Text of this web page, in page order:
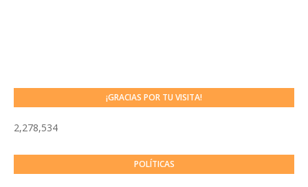
¡GRACIAS POR TU VISITA!
2,278,534
POLÍTICAS